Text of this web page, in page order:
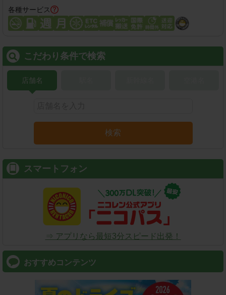
各種サービス
こだわり条件で検索
店舗名
検索
スマートフォン
⇒ アプリなら最短3分スピード出発！
おすすめコンテンツ